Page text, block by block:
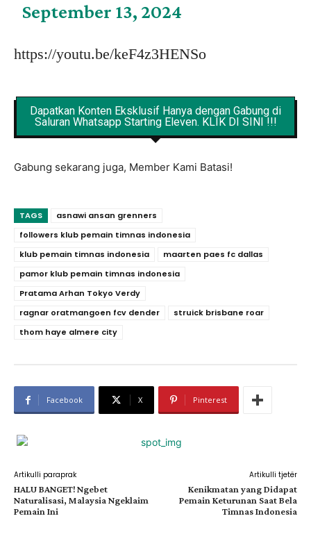
September 13, 2024
https://youtu.be/keF4z3HENSo
Dapatkan Konten Eksklusif Hanya dengan Gabung di
Saluran Whatsapp Starting Eleven. KLIK DI SINI !!!
Gabung sekarang juga, Member Kami Batasi!
TAGS
asnawi ansan grenners
followers klub pemain timnas indonesia
klub pemain timnas indonesia
maarten paes fc dallas
pamor klub pemain timnas indonesia
Pratama Arhan Tokyo Verdy
ragnar oratmangoen fcv dender
struick brisbane roar
thom haye almere city
Facebook X Pinterest
Artikulli paraprak
HALU BANGET! Ngebet
Naturalisasi, Malaysia Ngeklaim
Pemain Ini
Artikulli tjetër
Kenikmatan yang Didapat
Pemain Keturunan Saat Bela
Timnas Indonesia